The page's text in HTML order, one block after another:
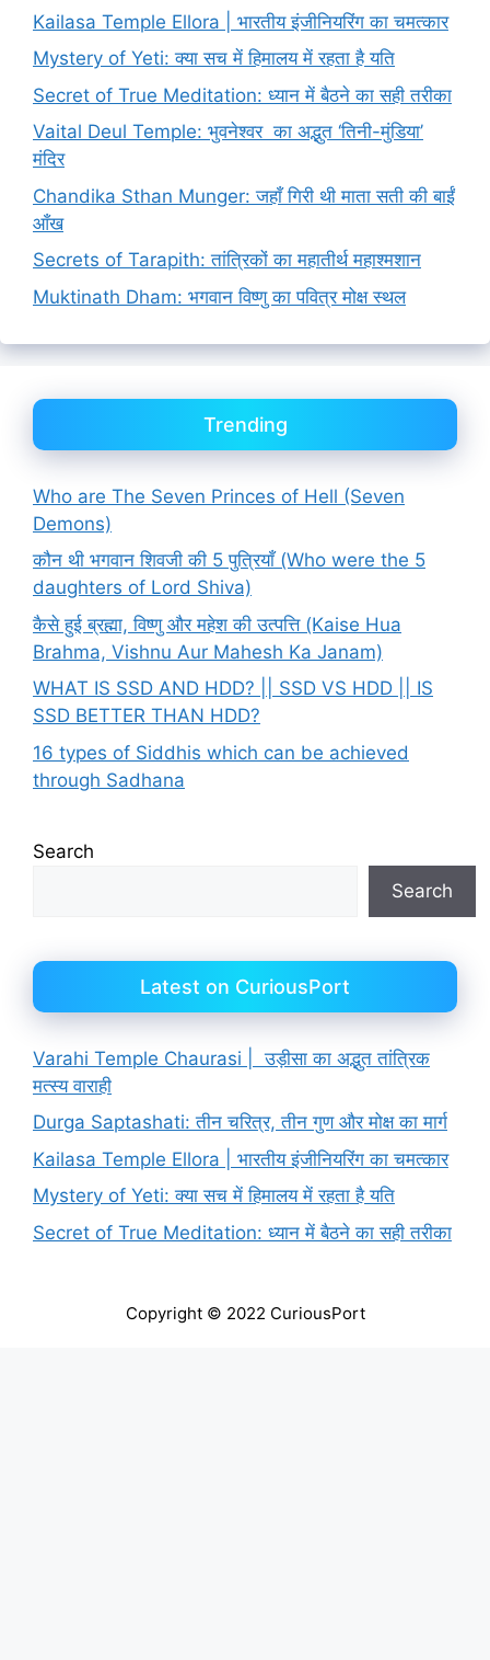
Kailasa Temple Ellora | भारतीय इंजीनियरिंग का चमत्कार
Mystery of Yeti: क्या सच में हिमालय में रहता है यति
Secret of True Meditation: ध्यान में बैठने का सही तरीका
Vaital Deul Temple: भुवनेश्वर का अद्भुत ‘तिनी-मुंडिया’
मंदिर
Chandika Sthan Munger: जहाँ गिरी थी माता सती की बाईं
आँख
Secrets of Tarapith: तांत्रिकों का महातीर्थ महाश्मशान
Muktinath Dham: भगवान विष्णु का पवित्र मोक्ष स्थल
Trending
Who are The Seven Princes of Hell (Seven
Demons)
कौन थी भगवान शिवजी की 5 पुत्रियाँ (Who were the 5
daughters of Lord Shiva)
कैसे हुई ब्रह्मा, विष्णु और महेश की उत्पत्ति (Kaise Hua
Brahma, Vishnu Aur Mahesh Ka Janam)
WHAT IS SSD AND HDD? || SSD VS HDD || IS
SSD BETTER THAN HDD?
16 types of Siddhis which can be achieved
through Sadhana
Search
Search
Latest on CuriousPort
Varahi Temple Chaurasi | उड़ीसा का अद्भुत तांत्रिक
मत्स्य वाराही
Durga Saptashati: तीन चरित्र, तीन गुण और मोक्ष का मार्ग
Kailasa Temple Ellora | भारतीय इंजीनियरिंग का चमत्कार
Mystery of Yeti: क्या सच में हिमालय में रहता है यति
Secret of True Meditation: ध्यान में बैठने का सही तरीका
Copyright © 2022 CuriousPort